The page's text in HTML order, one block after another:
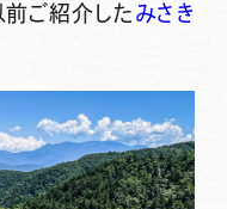
前ご紹介した みさき